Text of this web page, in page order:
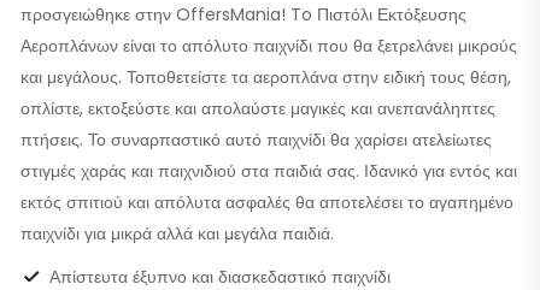
προσγειώθηκε στην OffersMania! To Πιστόλι Εκτόξευσης
Αεροπλάνων είναι το απόλυτο παιχνίδι που θα ξετρελάνει μικρούς
και μεγάλους. Τοποθετείστε τα αεροπλάνα στην ειδική τους θέση,
οπλίστε, εκτοξεύστε και απολαύστε μαγικές και ανεπανάληπτες
πτήσεις. Το συναρπαστικό αυτό παιχνίδι θα χαρίσει ατελείωτες
στιγμές χαράς και παιχνιδιού στα παιδιά σας. Ιδανικό για εντός και
εκτός σπιτιού και απόλυτα ασφαλές θα αποτελέσει το αγαπημένο
παιχνίδι για μικρά αλλά και μεγάλα παιδιά.
Απίστευτα έξυπνο και διασκεδαστικό παιχνίδι